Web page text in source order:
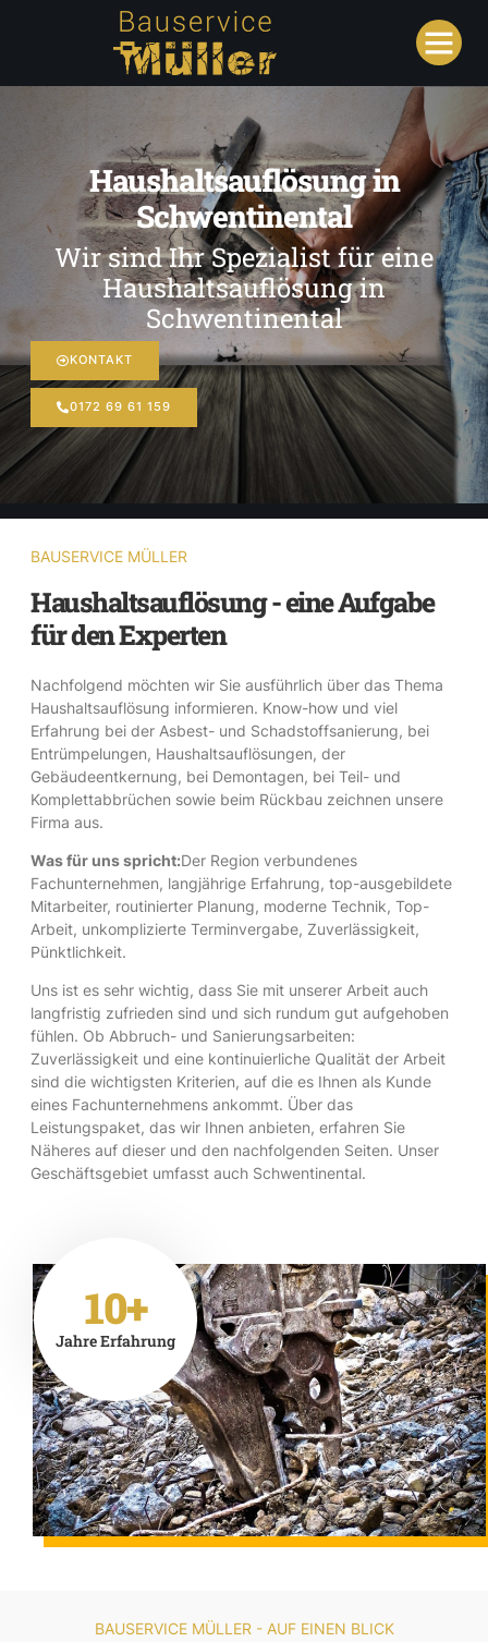
Haushaltsauflösung in
Schwentinental
Wir sind Ihr Spezialist für eine
Haushaltsauflösung in
Schwentinental
KONTAKT
0172 69 61 159
BAUSERVICE MÜLLER
Haushaltsauflösung - eine Aufgabe
für den Experten
Nachfolgend möchten wir Sie ausführlich über das Thema
Haushaltsauflösung informieren. Know-how und viel
Erfahrung bei der Asbest- und Schadstoffsanierung, bei
Entrümpelungen, Haushaltsauflösungen, der
Gebäudeentkernung, bei Demontagen, bei Teil- und
Komplettabbrüchen sowie beim Rückbau zeichnen unsere
Firma aus.
Was für uns spricht:Der Region verbundenes
Fachunternehmen, langjährige Erfahrung, top-ausgebildete
Mitarbeiter, routinierter Planung, moderne Technik, Top-
Arbeit, unkomplizierte Terminvergabe, Zuverlässigkeit,
Pünktlichkeit.
Uns ist es sehr wichtig, dass Sie mit unserer Arbeit auch
langfristig zufrieden sind und sich rundum gut aufgehoben
fühlen. Ob Abbruch- und Sanierungsarbeiten:
Zuverlässigkeit und eine kontinuierliche Qualität der Arbeit
sind die wichtigsten Kriterien, auf die es Ihnen als Kunde
eines Fachunternehmens ankommt. Über das
Leistungspaket, das wir Ihnen anbieten, erfahren Sie
Näheres auf dieser und den nachfolgenden Seiten. Unser
Geschäftsgebiet umfasst auch Schwentinental.
10+
Jahre Erfahrung
BAUSERVICE MÜLLER - AUF EINEN BLICK